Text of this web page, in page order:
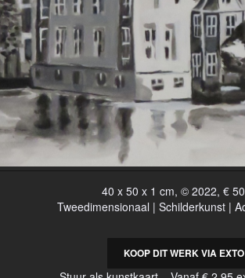
40 x 50 x 1 cm, © 2022, €
Tweedimensionaal | Schilderkunst |
KOOP DIT WERK VIA EXTO